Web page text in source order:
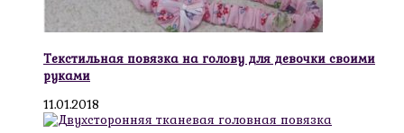
Текстильная повязка на голову для девочки своими
руками
11.01.2018